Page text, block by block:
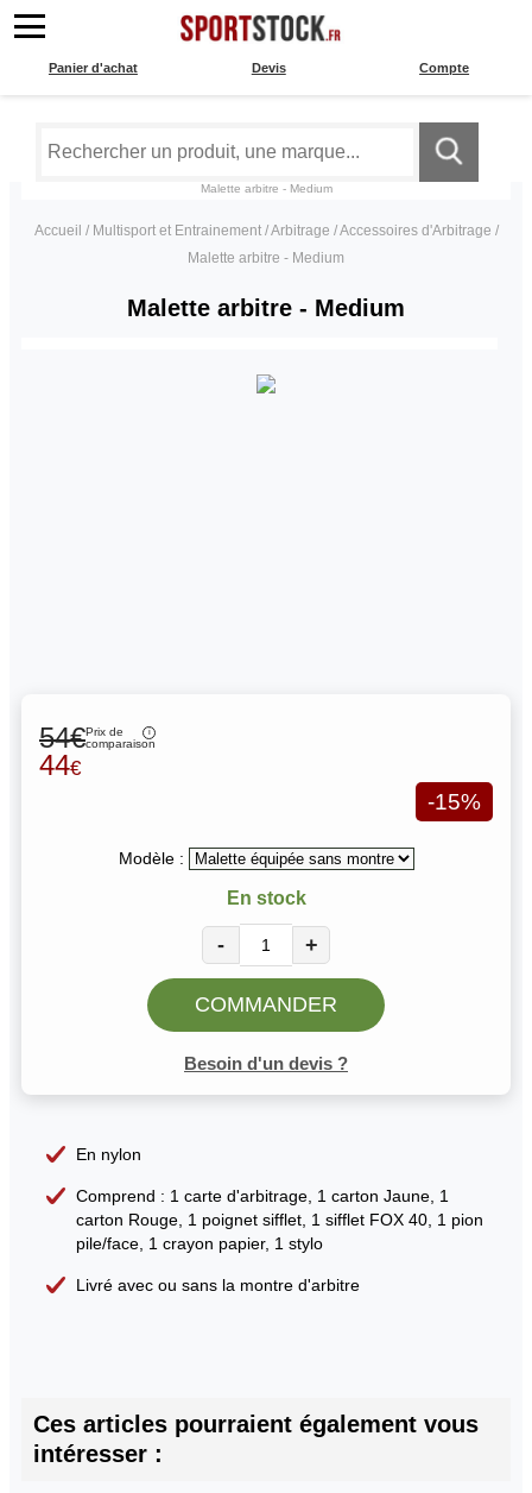
Compte
Devis
Panier d'achat
Malette arbitre - Medium
Accueil / Multisport et Entrainement/Arbitrage /Accessoires d'Arbitrage /
Malette arbitre - Medium
Malette arbitre - Medium
54€Prix de
comparaison
44€
-15%
Modèle :
En stock
- +
COMMANDER
Besoin d'un devis ?
En nylon
Comprend : 1 carte d'arbitrage, 1 carton Jaune, 1
carton Rouge, 1 poignet sifflet, 1 sifflet FOX 40, 1 pion
pile/face, 1 crayon papier, 1 stylo
Livré avec ou sans la montre d'arbitre
Ces articles pourraient également vous
intéresser :